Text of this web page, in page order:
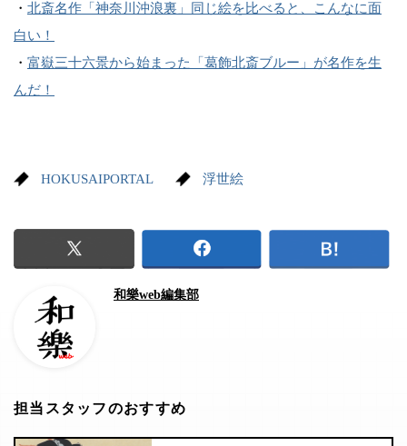
・ 北斎名作「神奈川沖浪裏」同じ絵を比べると、こんなに面
白い！
・ 富嶽三十六景から始まった「葛飾北斎ブルー」が名作を生
んだ！
HOKUSAIPORTAL 浮世絵
和樂web編集部
担当スタッフのおすすめ